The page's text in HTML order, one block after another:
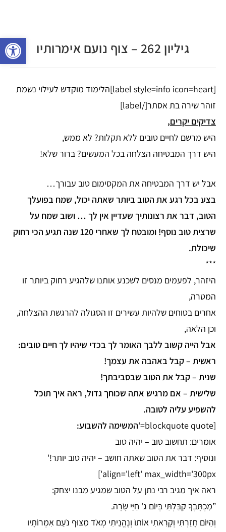
גיליון 262 – צוף נועם אימרותיו
[label style=info icon=heart]הלימוד מוקדש לעילוי נשמת
זוהר שירה בת אסתר[/label]
צדיקים יקרים,
היש מרשם לחיים טובים ללא תקלות? לא ממש,
היש דרך המבטיחה הצלחה בכל המעשים? ברור שלא!
אבל יש דרך המבטיחה את המקסימום טוב עבורך…
בצע בכל רגע את הטוב ביותר שאתה יכול, שמח בפועלך
הטוב, דבר את רצונותיך שעדיין אין לך … ושוב שמח על
שרצית טוב נוסף! ומובטח לך שאחרי 120 שנה תגיע הכי רחוק
שיכולת.
***
היזהר, לפעמים מנסים לשכנע אותנו שלהגיע רחוק ביותר זו
המטרה,
אחרים בטוחים שלהיות עשירים זו הסגולה להרגשת ההצלחה,
וכן הלאה,
אבל הייה קשוב ללבך האומר לך בכדי שיהיו לך חיים טובים:
ראשית – קבל באהבה את עצמך!
שנית – קבל את הטוב שבסביבתך!
שלישית – אם מרגיש אתה שכוחך גדול, ראה איך תוכל
להשפיע עליה לטובה.
[blockquote quote='
המשימה להשבוע:
אומרים: תחשוב טוב – יהיה טוב
ונוסיף: דבר את הטוב שאתה חושב – יהיה טוב יותר!'
align='left' max_width='300px']
ראה איך מגיב רבי נתן על הטוב שמגיע מבנו יצחק:
”מִכְתָּבְךָ קִבַּלְתִּי בְּיוֹם ג' חַיֵּי שָׂרָה.
וְהַיּוֹם חָזַרְתִּי וְקָרִאתִי אוֹתוֹ וְנֶהֱנֵיתִי מְאֹד מִצּוּף נֹעַם אִמְרוֹתָיו